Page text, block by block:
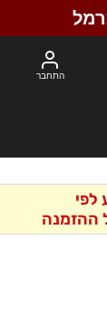
התחבר
לפי